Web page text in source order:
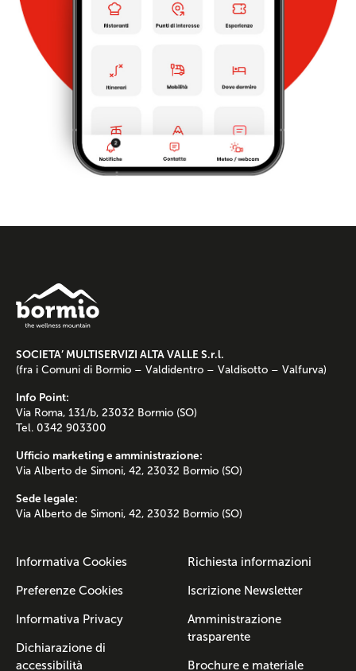
SOCIETA’ MULTISERVIZI ALTA VALLE S.r.l.
(fra i Comuni di Bormio – Valdidentro – Valdisotto – Valfurva)
Info Point:
Via Roma, 131/b, 23032 Bormio (SO)
Tel. 0342 903300
Ufficio marketing e amministrazione:
Via Alberto de Simoni, 42, 23032 Bormio (SO)
Sede legale:
Via Alberto de Simoni, 42, 23032 Bormio (SO)
Informativa Cookies
Preferenze Cookies
Informativa Privacy
Dichiarazione di
accessibilità
Richiesta informazioni
Iscrizione Newsletter
Amministrazione
trasparente
Brochure e materiale